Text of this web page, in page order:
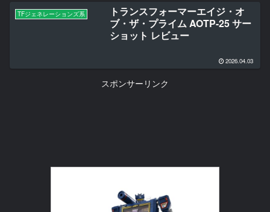
TFジェネレーションズ系
トランスフォーマーエイジ・オ
ブ・ザ・プライム AOTP-25 サー
ショット レビュー
2026.04.03
スポンサーリンク